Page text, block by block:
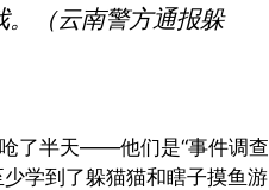
。（云南警方通报躲
了半天——他们是“事件调查
学到了躲猫猫和瞎子摸鱼游